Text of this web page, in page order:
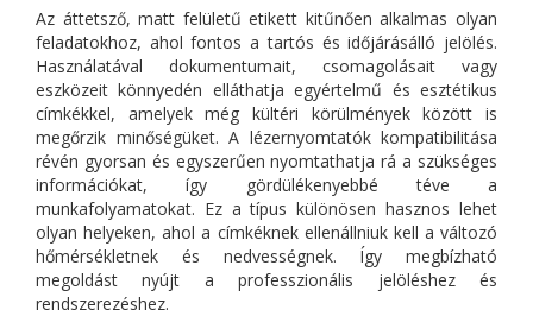
Az áttetsző, matt felületű etikett kitűnően alkalmas olyan
feladatokhoz, ahol fontos a tartós és időjárásálló jelölés.
Használatával dokumentumait, csomagolásait vagy
eszközeit könnyedén elláthatja egyértelmű és esztétikus
címkékkel, amelyek még kültéri körülmények között is
megőrzik minőségüket. A lézernyomtatók kompatibilitása
révén gyorsan és egyszerűen nyomtathatja rá a szükséges
információkat, így gördülékenyebbé téve a
munkafolyamatokat. Ez a típus különösen hasznos lehet
olyan helyeken, ahol a címkéknek ellenállniuk kell a változó
hőmérsékletnek és nedvességnek. Így megbízható
megoldást nyújt a professzionális jelöléshez és
rendszerezéshez.